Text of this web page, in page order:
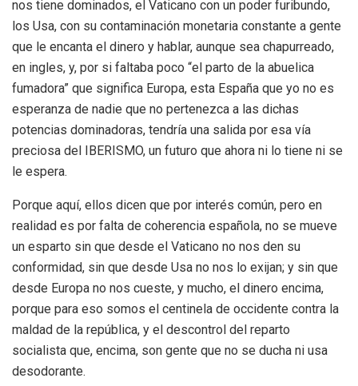
nos tiene dominados, el Vaticano con un poder furibundo,
los Usa, con su contaminación monetaria constante a gente
que le encanta el dinero y hablar, aunque sea chapurreado,
en ingles, y, por si faltaba poco “el parto de la abuelica
fumadora” que significa Europa, esta España que yo no es
esperanza de nadie que no pertenezca a las dichas
potencias dominadoras, tendría una salida por esa vía
preciosa del IBERISMO, un futuro que ahora ni lo tiene ni se
le espera.
Porque aquí, ellos dicen que por interés común, pero en
realidad es por falta de coherencia española, no se mueve
un esparto sin que desde el Vaticano no nos den su
conformidad, sin que desde Usa no nos lo exijan; y sin que
desde Europa no nos cueste, y mucho, el dinero encima,
porque para eso somos el centinela de occidente contra la
maldad de la república, y el descontrol del reparto
socialista que, encima, son gente que no se ducha ni usa
desodorante.